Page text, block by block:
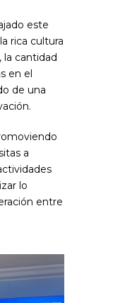
este
rica cultura
la cantidad
en el
de una
a
lo
entre